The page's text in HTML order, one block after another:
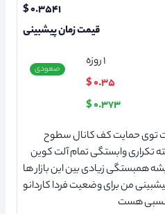
۰.۳۵۴۱ $
قیمت زمان پیشبینی
۱روزه
۰.۳۵ $
۰.۳۷۳ $
صعودی
توی حمایت کف کانال سطوح
وابستگی تمام آلت کوین
همبستگی زیادی بین این بازار ها
من برای وضعیت فردا کاردانو
نسبی هست